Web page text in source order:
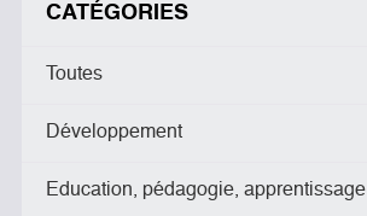
CATÉGORIES
Toutes
Développement
Education, pédagogie, apprentissage